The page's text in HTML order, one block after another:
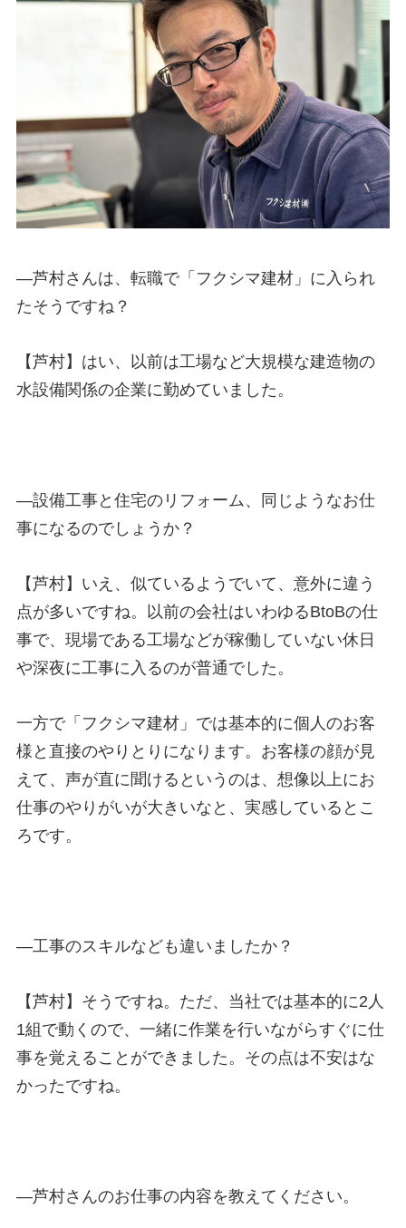
—芦村さんは、転職で「フクシマ建材」に入られ
たそうですね？
【芦村】はい、以前は工場など大規模な建造物の
水設備関係の企業に勤めていました。
—設備工事と住宅のリフォーム、同じようなお仕
事になるのでしょうか？
【芦村】いえ、似ているようでいて、意外に違う
点が多いですね。以前の会社はいわゆるBtoBの仕
事で、現場である工場などが稼働していない休日
や深夜に工事に入るのが普通でした。
一方で「フクシマ建材」では基本的に個人のお客
様と直接のやりとりになります。お客様の顔が見
えて、声が直に聞けるというのは、想像以上にお
仕事のやりがいが大きいなと、実感しているとこ
ろです。
—工事のスキルなども違いましたか？
【芦村】そうですね。ただ、当社では基本的に2 人
1組で動くので、一緒に作業を行いながらすぐに仕
事を覚えることができました。その点は不安はな
かったですね。
—芦村さんのお仕事の内容を教えてください。